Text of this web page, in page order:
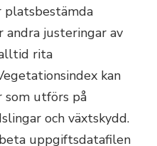
platsbestämda
justeringar av
rita
kan
som utförs på
och växtskydd.
uppgiftsdatafilen